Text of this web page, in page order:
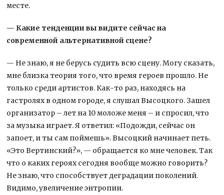
месте.
— Какие тенденции вы видите сейчас на
современной альтернативной сцене?
— Не знаю, я не берусь судить всю сцену. Могу сказать,
мне близка теория того, что время героев прошло. Не
только среди артистов. Как-то раз, находясь на
гастролях в одном городе, я слушал Высоцкого. Зашел
организатор – лет на 10 моложе меня – и спросил, что
за музыка играет. Я ответил: «Подожди, сейчас он
запоет, и ты сам поймешь». Высоцкий начинает петь.
«Это Вертинский?», — обращается ко мне человек. Так
что о каких героях сегодня вообще можно говорить?
Не знаю, что способствует деградации поколений.
Видимо, увеличение энтропии.